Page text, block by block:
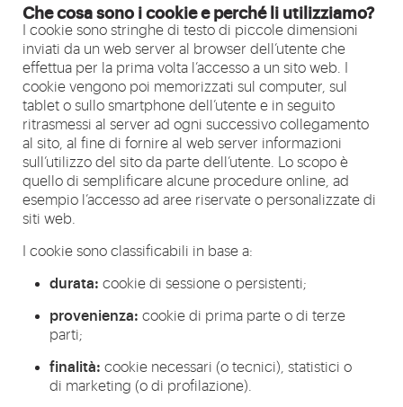
Che cosa sono i cookie e perché li utilizziamo?
I cookie sono stringhe di testo di piccole dimensioni
inviati da un web server al browser dell’utente che
effettua per la prima volta l’accesso a un sito web. I
cookie vengono poi memorizzati sul computer, sul
tablet o sullo smartphone dell’utente e in seguito
ritrasmessi al server ad ogni successivo collegamento
al sito, al fine di fornire al web server informazioni
sull’utilizzo del sito da parte dell’utente. Lo scopo è
quello di semplificare alcune procedure online, ad
esempio l’accesso ad aree riservate o personalizzate di
siti web.
I cookie sono classificabili in base a:
durata: cookie di sessione o persistenti;
provenienza: cookie di prima parte o di terze
parti;
finalità: cookie necessari (o tecnici), statistici o
di marketing (o di profilazione).